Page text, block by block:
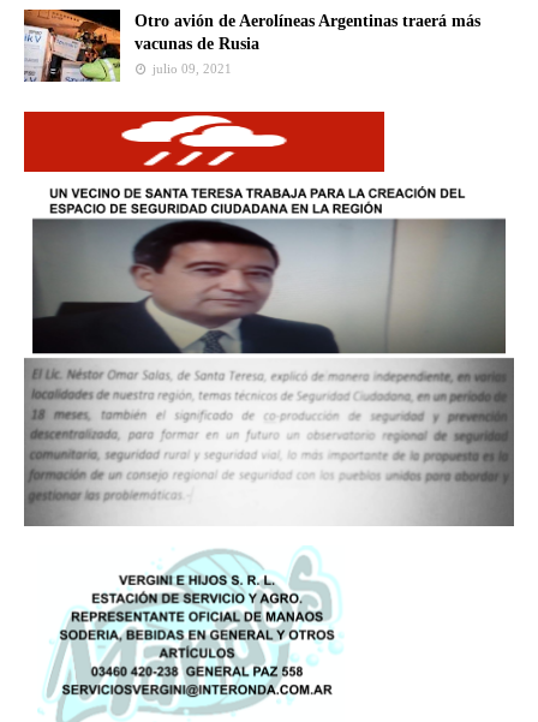
Otro avión de Aerolíneas Argentinas traerá más
vacunas de Rusia
julio 09, 2021